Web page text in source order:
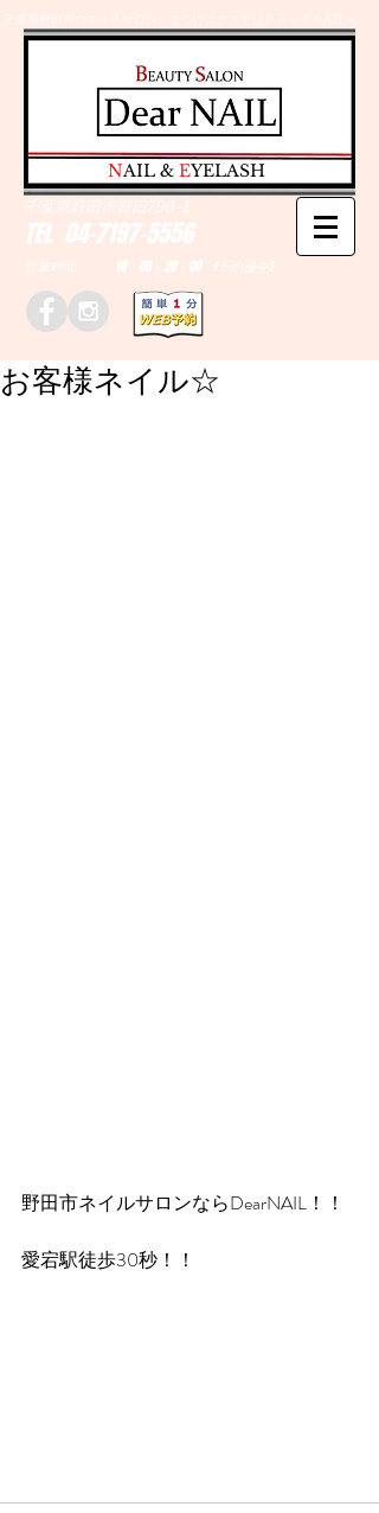
千葉県野田市のネイルサロン、まつげエクステはＤｅａｒＮAILへ
TEL 04-7197-5556
営業時間 10：00～20：00 (予約優先)
千葉県野田市野田790-1
​NAIL & EYELASH
お客様ネイル☆
野田市ネイルサロンならDearNAIL！！
愛宕駅徒歩30秒！！